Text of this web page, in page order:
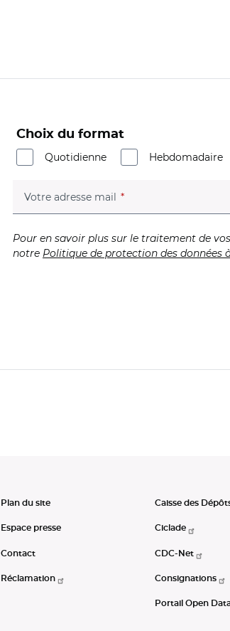
Choix du format
Quotidienne
Hebdomadaire
Votre adresse mail (champ obligatoire)
Pour en savoir plus sur le traitement de
notre Politique de protection des données
Plan du site
Espace presse
Contact
Réclamation
Caisse des
Ciclade
CDC-Net
Consignations
Portail Open